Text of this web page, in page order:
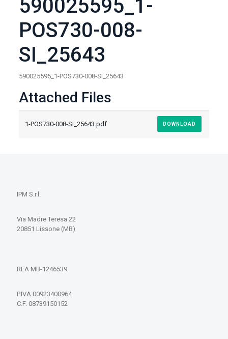
590025595_1-
POS730-008-
SI_25643
590025595_1-POS730-008-SI_25643
Attached Files
1-POS730-008-SI_25643.pdf DOWNLOAD
IPM S.r.l.
Via Madre Teresa 22
20851 Lissone (MB)
REA MB-1246539
P.IVA 00923400964
C.F. 08739150152